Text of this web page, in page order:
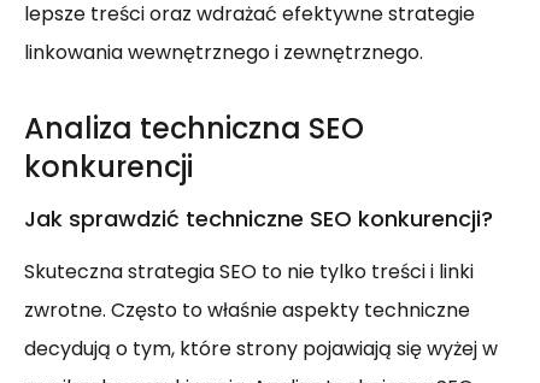
lepsze treści oraz wdrażać efektywne strategie
linkowania wewnętrznego i zewnętrznego.
Analiza techniczna SEO
konkurencji
Jak sprawdzić techniczne SEO konkurencji?
Skuteczna strategia SEO to nie tylko treści i linki
zwrotne. Często to właśnie aspekty techniczne
decydują o tym, które strony pojawiają się wyżej w